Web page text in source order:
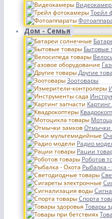
Трейл
Дом - Семья
Бытовые
Другие
Зоотовары
Отмычки
Радио
Рации
Роботов
Рыбалка -
Спорта
Товары